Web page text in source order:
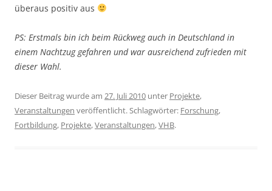
überaus positiv aus
PS: Erstmals bin ich beim Rückweg auch in Deutschland in
einem Nachtzug gefahren und war ausreichend zufrieden mit
dieser Wahl.
Dieser Beitrag wurde am 27. Juli 2010 unter Projekte,
Veranstaltungen veröffentlicht. Schlagwörter: Forschung,
Fortbildung, Projekte,Veranstaltungen,VHB.